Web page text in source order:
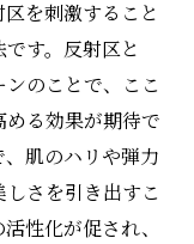
を刺激すること
す。反射区と
のことで、ここ
る効果が期待で
肌のハリや弾力
さを引き出すこ
性化が促され、